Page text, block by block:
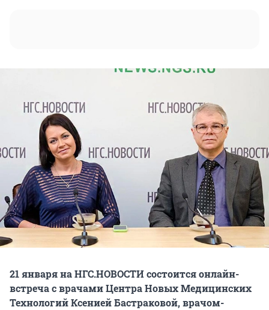
21 января на НГС.НОВОСТИ состоится онлайн-
встреча с врачами Центра Новых Медицинских
Технологий Ксенией Бастраковой, врачом-